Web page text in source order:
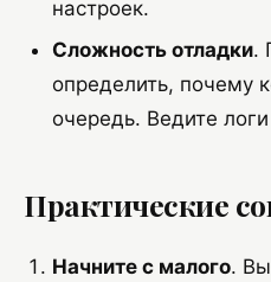
настроек.
Сложность отладки.
определить, почему
очередь. Ведите
Практические
Начните с малого.